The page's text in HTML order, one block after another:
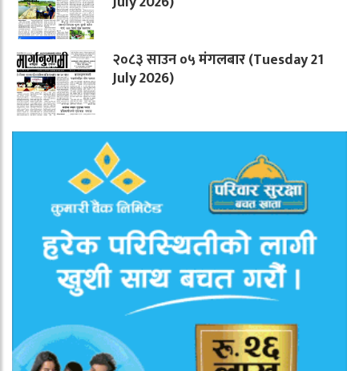
२०८३ साउन ०५ मंगलबार (Tuesday 21
July 2026)